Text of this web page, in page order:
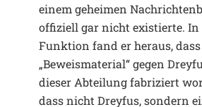
einem geheimen
offiziell gar nicht existierte. In
Funktion fand er heraus, dass
„Beweismaterial“ gegen
dieser Abteilung fabriziert
dass nicht Dreyfus, sondern